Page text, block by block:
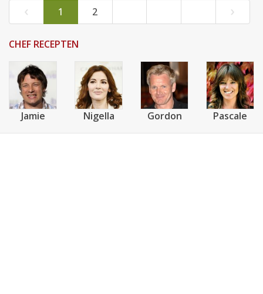
‹ 1 2 ›
CHEF RECEPTEN
Jamie Nigella Gordon Pascale